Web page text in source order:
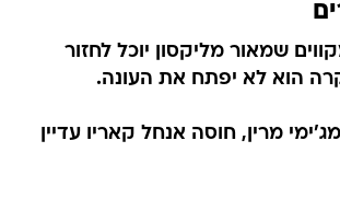
הוא לא יפתח את העונה.
מרין, חוסה אנחל קאריו עדיין
מקום לזר, באר שבע תחתים את